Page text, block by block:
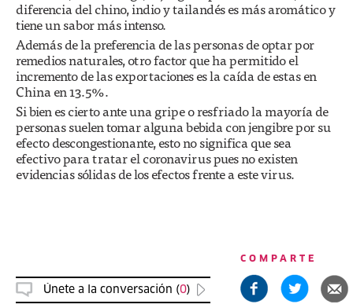
diferencia del chino, indio y tailandés es más aromático y
tiene un sabor más intenso.
Además de la preferencia de las personas de optar por
remedios naturales, otro factor que ha permitido el
incremento de las exportaciones es la caída de estas en
China en 13.5%.
Si bien es cierto ante una gripe o resfriado la mayoría de
personas suelen tomar alguna bebida con jengibre por su
efecto descongestionante, esto no significa que sea
efectivo para tratar el coronavirus pues no existen
evidencias sólidas de los efectos frente a este virus.
Únete a la conversación (0)
COMPARTE